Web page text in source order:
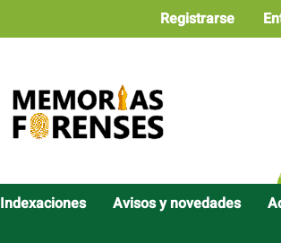
Registrarse
Indexaciones Avisos y novedades